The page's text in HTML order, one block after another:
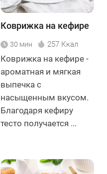
Коврижка на кефире
30 мин 257 Ккал
Коврижка на кефире -
ароматная и мягкая
выпечка с
насыщенным вкусом.
Благодаря кефиру
тесто получается ...